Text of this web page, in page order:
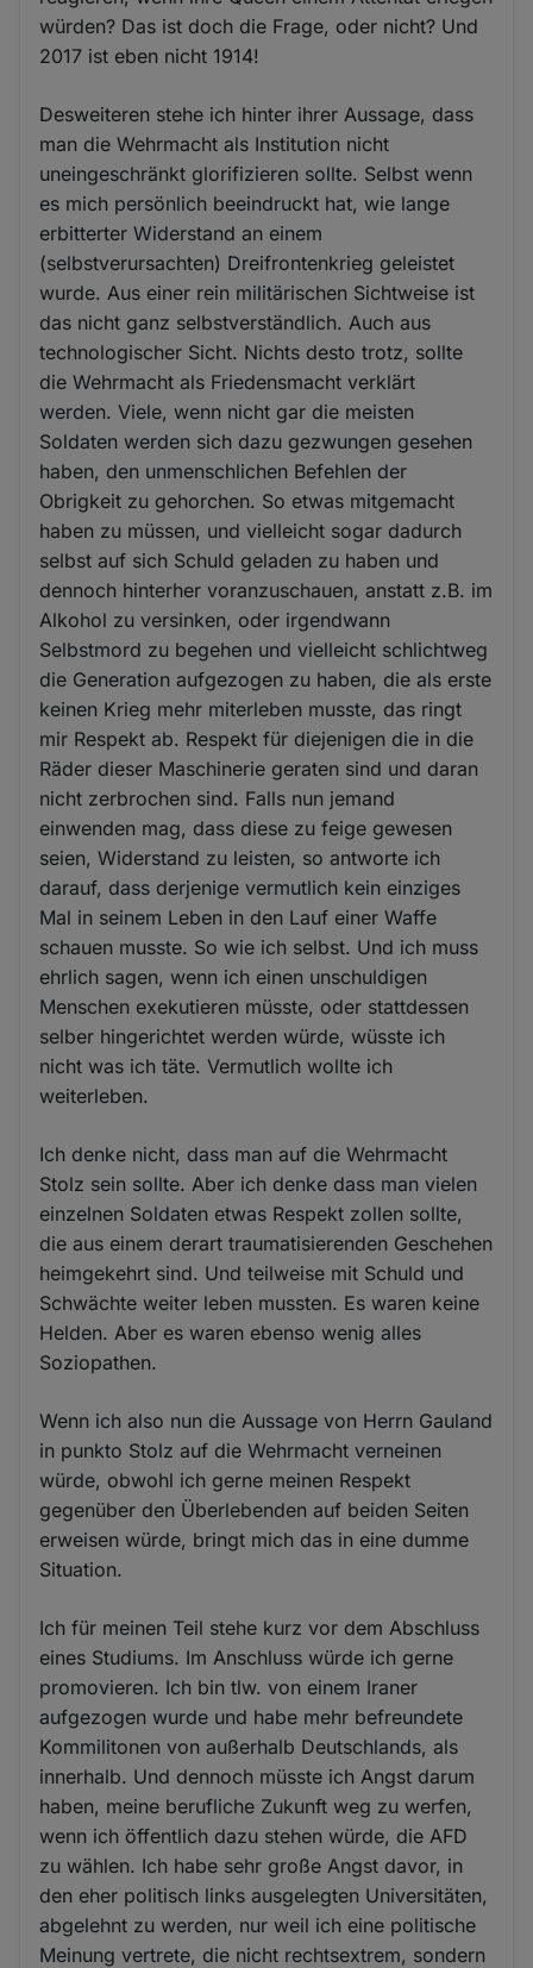
würden? Das ist doch die Frage, oder nicht? Und
2017 ist eben nicht 1914!
Desweiteren stehe ich hinter ihrer Aussage, dass
man die Wehrmacht als Institution nicht
uneingeschränkt glorifizieren sollte. Selbst wenn
es mich persönlich beeindruckt hat, wie lange
erbitterter Widerstand an einem
(selbstverursachten) Dreifrontenkrieg geleistet
wurde. Aus einer rein militärischen Sichtweise ist
das nicht ganz selbstverständlich. Auch aus
technologischer Sicht. Nichts desto trotz, sollte
die Wehrmacht als Friedensmacht verklärt
werden. Viele, wenn nicht gar die meisten
Soldaten werden sich dazu gezwungen gesehen
haben, den unmenschlichen Befehlen der
Obrigkeit zu gehorchen. So etwas mitgemacht
haben zu müssen, und vielleicht sogar dadurch
selbst auf sich Schuld geladen zu haben und
dennoch hinterher voranzuschauen, anstatt z.B. im
Alkohol zu versinken, oder irgendwann
Selbstmord zu begehen und vielleicht schlichtweg
die Generation aufgezogen zu haben, die als erste
keinen Krieg mehr miterleben musste, das ringt
mir Respekt ab. Respekt für diejenigen die in die
Räder dieser Maschinerie geraten sind und daran
nicht zerbrochen sind. Falls nun jemand
einwenden mag, dass diese zu feige gewesen
seien, Widerstand zu leisten, so antworte ich
darauf, dass derjenige vermutlich kein einziges
Mal in seinem Leben in den Lauf einer Waffe
schauen musste. So wie ich selbst. Und ich muss
ehrlich sagen, wenn ich einen unschuldigen
Menschen exekutieren müsste, oder stattdessen
selber hingerichtet werden würde, wüsste ich
nicht was ich täte. Vermutlich wollte ich
weiterleben.
Ich denke nicht, dass man auf die Wehrmacht
Stolz sein sollte. Aber ich denke dass man vielen
einzelnen Soldaten etwas Respekt zollen sollte,
die aus einem derart traumatisierenden Geschehen
heimgekehrt sind. Und teilweise mit Schuld und
Schwächte weiter leben mussten. Es waren keine
Helden. Aber es waren ebenso wenig alles
Soziopathen.
Wenn ich also nun die Aussage von Herrn Gauland
in punkto Stolz auf die Wehrmacht verneinen
würde, obwohl ich gerne meinen Respekt
gegenüber den Überlebenden auf beiden Seiten
erweisen würde, bringt mich das in eine dumme
Situation.
Ich für meinen Teil stehe kurz vor dem Abschluss
eines Studiums. Im Anschluss würde ich gerne
promovieren. Ich bin tlw. von einem Iraner
aufgezogen wurde und habe mehr befreundete
Kommilitonen von außerhalb Deutschlands, als
innerhalb. Und dennoch müsste ich Angst darum
haben, meine berufliche Zukunft weg zu werfen,
wenn ich öffentlich dazu stehen würde, die AFD
zu wählen. Ich habe sehr große Angst davor, in
den eher politisch links ausgelegten Universitäten,
abgelehnt zu werden, nur weil ich eine politische
Meinung vertrete, die nicht rechtsextrem, sondern